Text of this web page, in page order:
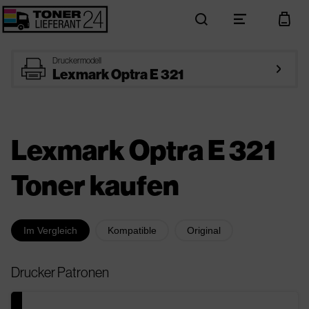
search menu cart
printer Druckermodell
Lexmark Optra E 321 arrow_right
Lexmark Optra E 321
Toner kaufen
Im Vergleich Kompatible Original
Drucker Patronen